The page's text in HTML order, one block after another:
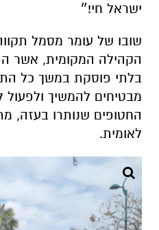
ישראל חי!״
שובו של עומר מסמל
הקהילה המקומית, אשר
בלתי פוסקת במשך כל
מבטיחים להמשיך
החטופים שנותרו בעזה,
לאומית.